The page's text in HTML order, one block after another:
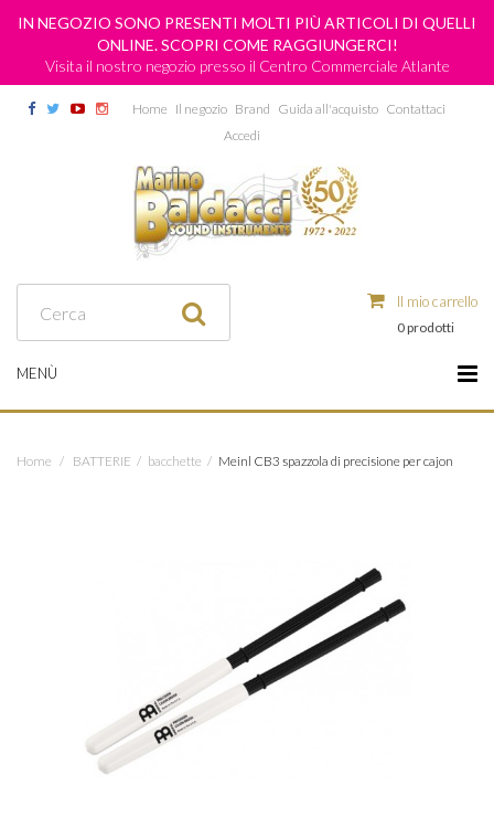
IN NEGOZIO SONO PRESENTI MOLTI PIÙ ARTICOLI DI QUELLI
ONLINE. SCOPRI COME RAGGIUNGERCI!
Visita il nostro negozio presso il Centro Commerciale Atlante
Home Il negozio Brand Guida all'acquisto Contattaci
Accedi
Il mio carrello
0 prodotti
MENÙ
Home / BATTERIE / bacchette / Meinl CB3 spazzola di precisione per cajon